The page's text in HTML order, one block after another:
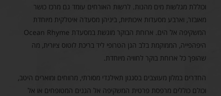
וכוללת מגלשות מים מהנות. לרשות האורחים עומד גם מרכז כושר
מאובזר, וארבע מסעדות איכותיות, ביניהן מסעדה איטלקית מיוחדת
המשקיפה אל הים. ארוחת הבוקר מוגשת במסעדת Ocean Rhyme
היפהפייה, הממוקמת בלב הגן הטרופי ליד בריכת לוטוס ציורית, מה
שהופך כל ארוחת בוקר לחוויה מיוחדת.
החדרים במלון מעוצבים בסגנון תאילנדי מסורתי, מרווחים ומוארים היטב,
וכולם כוללים מרפסת פרטית המשקיפה אל הגנים המטופחים או אל